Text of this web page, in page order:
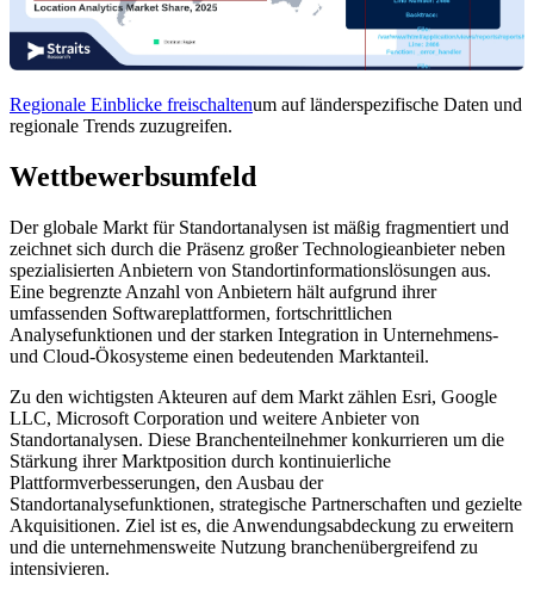
Regionale Einblicke freischaltenum auf länderspezifische Daten und
regionale Trends zuzugreifen.
Wettbewerbsumfeld
Der globale Markt für Standortanalysen ist mäßig fragmentiert und
zeichnet sich durch die Präsenz großer Technologieanbieter neben
spezialisierten Anbietern von Standortinformationslösungen aus.
Eine begrenzte Anzahl von Anbietern hält aufgrund ihrer
umfassenden Softwareplattformen, fortschrittlichen
Analysefunktionen und der starken Integration in Unternehmens-
und Cloud-Ökosysteme einen bedeutenden Marktanteil.
Zu den wichtigsten Akteuren auf dem Markt zählen Esri, Google
LLC, Microsoft Corporation und weitere Anbieter von
Standortanalysen. Diese Branchenteilnehmer konkurrieren um die
Stärkung ihrer Marktposition durch kontinuierliche
Plattformverbesserungen, den Ausbau der
Standortanalysefunktionen, strategische Partnerschaften und gezielte
Akquisitionen. Ziel ist es, die Anwendungsabdeckung zu erweitern
und die unternehmensweite Nutzung branchenübergreifend zu
intensivieren.